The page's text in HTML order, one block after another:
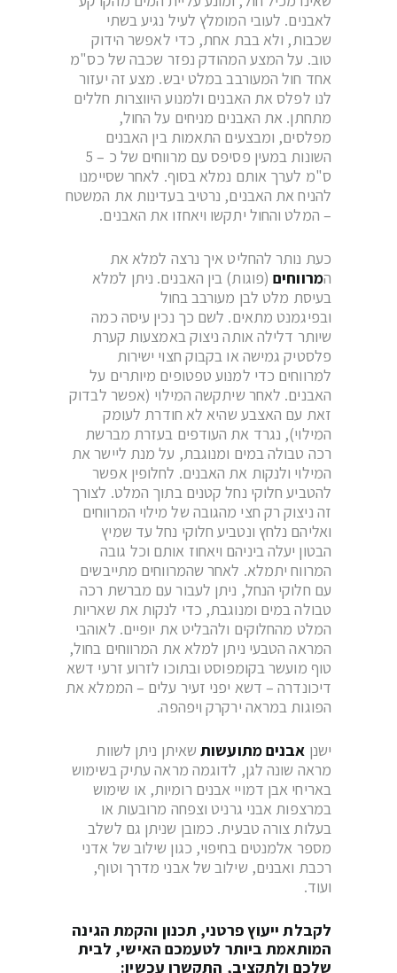
לאבנים. לעובי המומלץ לעיל נגיע בשתי
שכבות, ולא בבת אחת, כדי לאפשר הידוק
טוב. על המצע המהודק נפזר שכבה של כס"מ
אחד חול המעורבב במלט יבש. מצע זה יעזור
לנו לפלס את האבנים ולמנוע היווצרות חללים
מתחתן. את האבנים מניחים על החול,
מפלסים, ומבצעים התאמות בין האבנים
השונות במעין פסיפס עם מרווחים של כ – 5
ס"מ לערך אותם נמלא בסוף. לאחר שסיימנו
להניח את האבנים, נרטיב בעדינות את המשטח
– המלט והחול יתקשו ויאחזו את האבנים.
כעת נותר להחליט איך נרצה למלא את
המרווחים(פוגות) בין האבנים. ניתן למלא
בעיסת מלט לבן מעורבב בחול
ובפיגמנט מתאים. לשם כך נכין עיסה כמה
שיותר דלילה אותה ניצוק באמצעות קערת
פלסטיק גמישה או בקבוק חצוי ישירות
למרווחים כדי למנוע טפטופים מיותרים על
האבנים. לאחר שיתקשה המילוי (אפשר לבדוק
זאת עם האצבע שהיא לא חודרת לעומק
המילוי), נגרד את העודפים בעזרת מברשת
רכה טבולה במים ומנוגבת, על מנת ליישר את
המילוי ולנקות את האבנים. לחלופין אפשר
להטביע חלוקי נחל קטנים בתוך המלט. לצורך
זה ניצוק רק חצי מהגובה של מילוי המרווחים
ואליהם נלחץ ונטביע חלוקי נחל עד שמיץ
הבטון יעלה ביניהם ויאחוז אותם וכל גובה
המרווח יתמלא. לאחר שהמרווחים מתייבשים
עם חלוקי הנחל, ניתן לעבור עם מברשת רכה
טבולה במים ומנוגבת, כדי לנקות את שאריות
המלט מהחלוקים ולהבליט את יופיים. לאוהבי
המראה הטבעי ניתן למלא את המרווחים בחול,
טוף מועשר בקומפוסט ובתוכו לזרוע זרעי דשא
דיכונדרה – דשא יפני זעיר עלים – הממלא את
הפוגות במראה ירקרק ויפהפה.
ישנן אבנים מתועשותשאיתן ניתן לשוות
מראה שונה לגן, לדוגמה מראה עתיק בשימוש
באריחי אבן דמויי אבנים רומיות, או שימוש
במרצפות אבני גרניט וצפחה מרובעות או
בעלות צורה טבעית. כמובן שניתן גם לשלב
מספר אלמנטים בחיפוי, כגון שילוב של אדני
רכבת ואבנים, שילוב של אבני מדרך וטוף,
ועוד.
לקבלת ייעוץ פרטני, תכנון והקמת הגינה
המותאמת ביותר לטעמכם האישי, לבית
שלכם ולתקציב, התקשרו עכשיו: